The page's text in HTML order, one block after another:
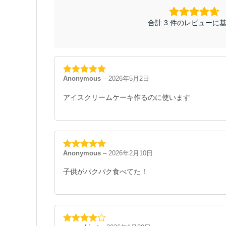
合計 3 件のレビューに基
5段階中5の
Anonymous – 2026年5月2日
アイスクリームケーキ作るのに使います
5段階中5の
Anonymous – 2026年2月10日
子供がパクパク食べてた！